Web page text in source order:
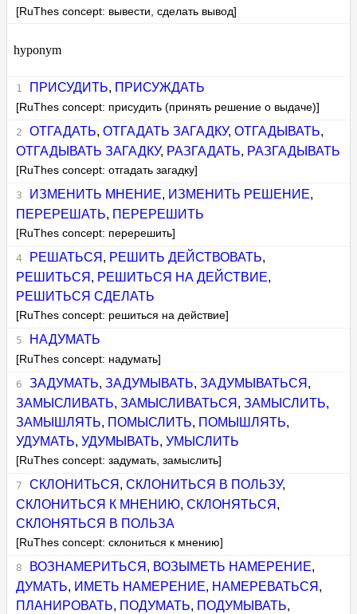
[RuThes concept: вывести, сделать вывод]
hyponym
ПРИСУДИТЬ, ПРИСУЖДАТЬ
[RuThes concept: присудить (принять решение о выдаче)]
ОТГАДАТЬ, ОТГАДАТЬ ЗАГАДКУ, ОТГАДЫВАТЬ,
ОТГАДЫВАТЬ ЗАГАДКУ, РАЗГАДАТЬ, РАЗГАДЫВАТЬ
[RuThes concept: отгадать загадку]
ИЗМЕНИТЬ МНЕНИЕ, ИЗМЕНИТЬ РЕШЕНИЕ,
ПЕРЕРЕШАТЬ, ПЕРЕРЕШИТЬ
[RuThes concept: перерешить]
РЕШАТЬСЯ , РЕШИТЬ ДЕЙСТВОВАТЬ,
РЕШИТЬСЯ , РЕШИТЬСЯ НА ДЕЙСТВИЕ,
РЕШИТЬСЯ СДЕЛАТЬ
[RuThes concept: решиться на действие]
НАДУМАТЬ
[RuThes concept: надумать]
ЗАДУМАТЬ, ЗАДУМЫВАТЬ, ЗАДУМЫВАТЬСЯ ,
ЗАМЫСЛИВАТЬ,ЗАМЫСЛИВАТЬСЯ ,ЗАМЫСЛИТЬ,
ЗАМЫШЛЯТЬ, ПОМЫСЛИТЬ, ПОМЫШЛЯТЬ,
УДУМАТЬ,УДУМЫВАТЬ,УМЫСЛИТЬ
[RuThes concept: задумать, замыслить]
СКЛОНИТЬСЯ , СКЛОНИТЬСЯ В ПОЛЬЗУ,
СКЛОНИТЬСЯ К МНЕНИЮ,СКЛОНЯТЬСЯ ,
СКЛОНЯТЬСЯ В ПОЛЬЗА
[RuThes concept: склониться к мнению]
ВОЗНАМЕРИТЬСЯ , ВОЗЫМЕТЬ НАМЕРЕНИЕ,
ДУМАТЬ, ИМЕТЬ НАМЕРЕНИЕ, НАМЕРЕВАТЬСЯ ,
ПЛАНИРОВАТЬ, ПОДУМАТЬ, ПОДУМЫВАТЬ,